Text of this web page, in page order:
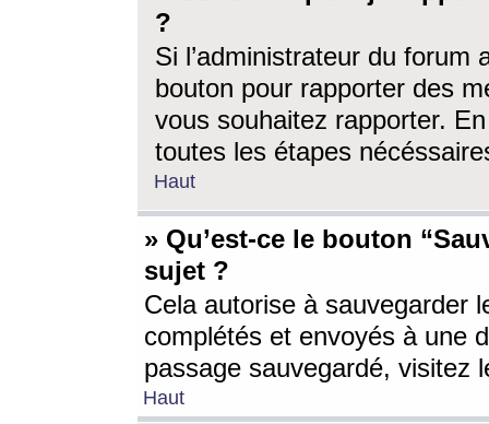
?
Si l’administrateur du forum
bouton pour rapporter des
vous souhaitez rapporter.
toutes les étapes
Haut
» Qu’est-ce le bouton
sujet ?
Cela autorise à sauvegarder
complétés et envoyés à une
passage sauvegardé, visitez
Haut